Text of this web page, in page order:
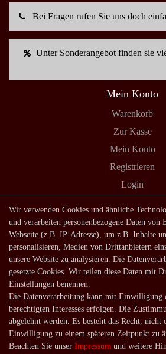
Bei Fragen rufen Sie uns doch
Unter Sonderangebot finden sie
Mein Konto
Warenkorb
Zur Kasse
Mein Konto
Registrieren
Login
Shop
Lagerverkauf
Zahlungsarten
Versandarten und -
Service
Kontakt
Häufige Fragen
Wir verwenden Cookies und ähnliche
und verarbeiten personenbezogene Daten von
Webseite (z.B. IP-Adresse), um z.B. Inhalte
personalisieren, Medien von Drittanbietern
unsere Website zu analysieren. Die
gesetzte Cookies. Wir teilen diese Daten mit
Einstellungen benennen.
Die Datenverarbeitung kann mit Einwilligung
berechtigten Interesses erfolgen. Die
abgelehnt werden. Es besteht das Recht,
Einwilligung zu einem späteren Zeitpunkt zu
Beachten Sie unser Impressum und weitere